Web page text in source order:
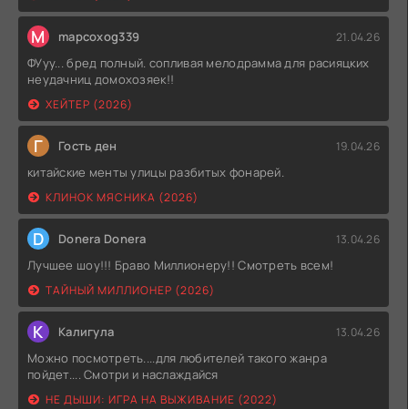
M mapcoxog339 21.04.26
ФУуу... бред полный. сопливая мелодрамма для расияцких
неудачниц домохозяек!!
ХЕЙТЕР (2026)
Г Гость ден 19.04.26
китайские менты улицы разбитых фонарей.
КЛИНОК МЯСНИКА (2026)
D Donera Donera 13.04.26
Лучшее шоу!!! Браво Миллионеру!! Смотреть всем!
ТАЙНЫЙ МИЛЛИОНЕР (2026)
К Калигула 13.04.26
Можно посмотреть....для любителей такого жанра
пойдет.... Смотри и наслаждайся
НЕ ДЫШИ: ИГРА НА ВЫЖИВАНИЕ (2022)